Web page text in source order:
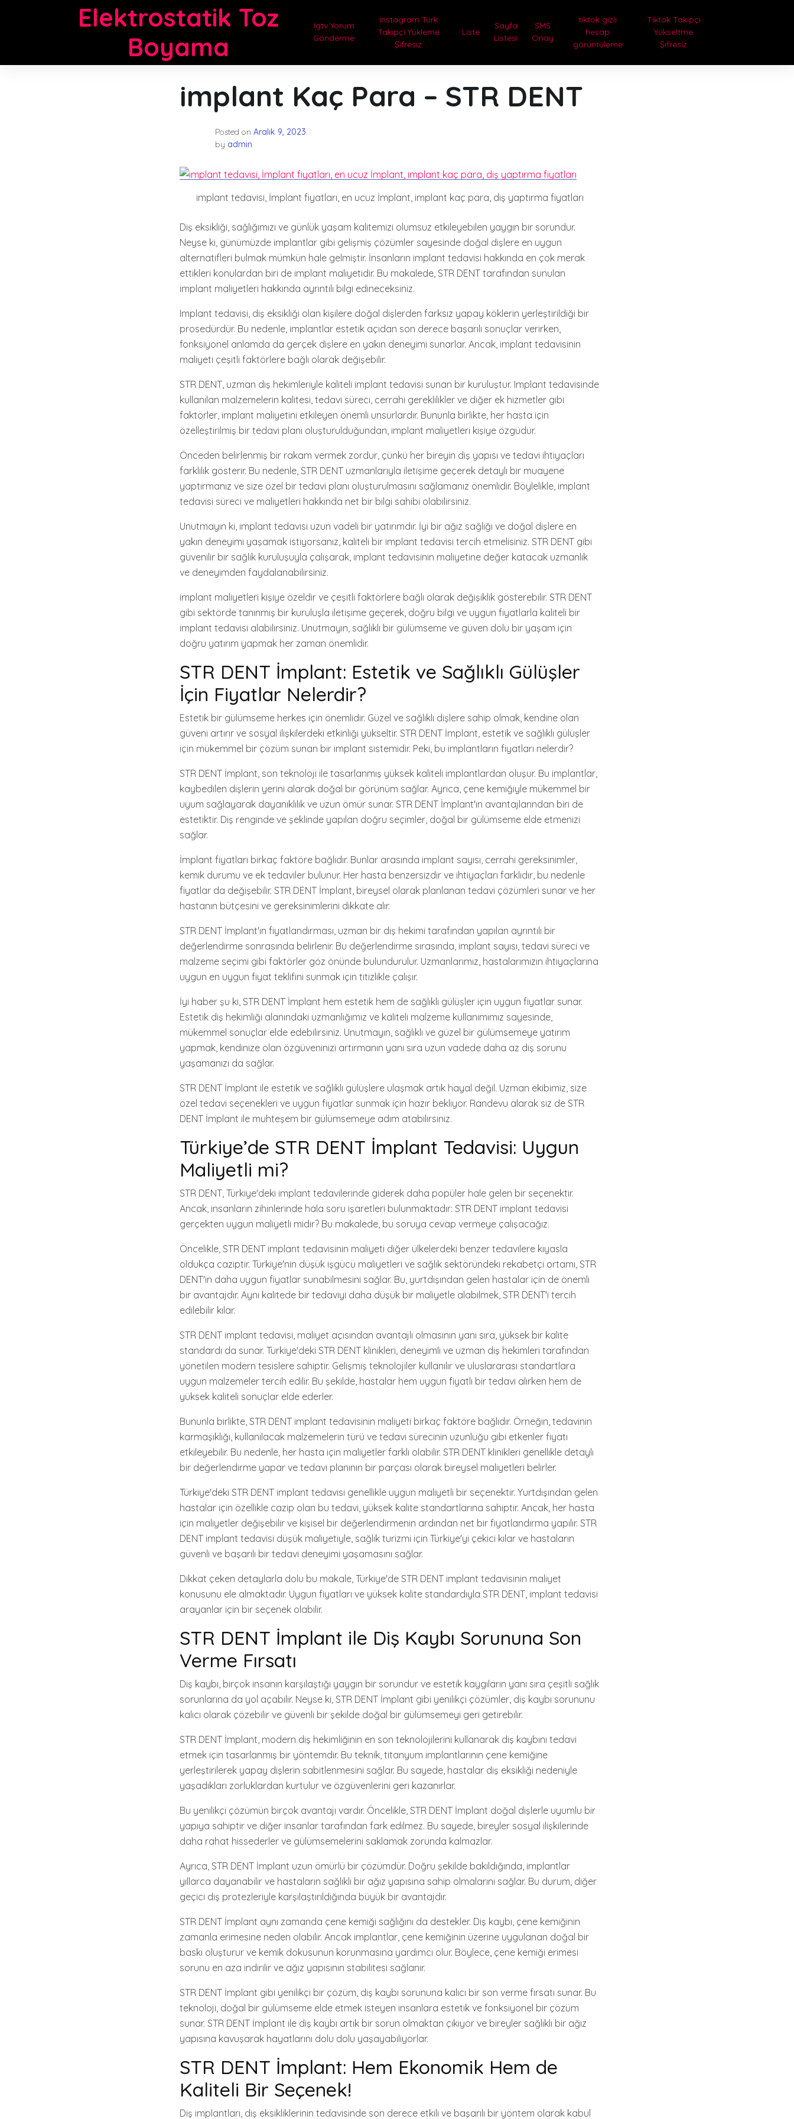
Elektrostatik Toz
Boyama
Igtv Yorum
Gönderme
Instagram Türk
Takipçi Yükleme
Şifresiz
Liste
Sayfa
Listesi
SMS
Onay
tiktok gizli
hesap
görüntüleme
Tiktok Takipçi
Yükseltme
Şifresiz
implant Kaç Para – STR DENT
Posted on Aralık 9, 2023
by admin
implant tedavisi, İmplant fiyatları, en ucuz İmplant, implant kaç para, diş yaptırma fiyatları
Diş eksikliği, sağlığımızı ve günlük yaşam kalitemizi olumsuz etkileyebilen yaygın bir sorundur.
Neyse ki, günümüzde implantlar gibi gelişmiş çözümler sayesinde doğal dişlere en uygun
alternatifleri bulmak mümkün hale gelmiştir. İnsanların implant tedavisi hakkında en çok merak
ettikleri konulardan biri de implant maliyetidir. Bu makalede, STR DENT tarafından sunulan
implant maliyetleri hakkında ayrıntılı bilgi edineceksiniz.
Implant tedavisi, diş eksikliği olan kişilere doğal dişlerden farksız yapay köklerin yerleştirildiği bir
prosedürdür. Bu nedenle, implantlar estetik açıdan son derece başarılı sonuçlar verirken,
fonksiyonel anlamda da gerçek dişlere en yakın deneyimi sunarlar. Ancak, implant tedavisinin
maliyeti çeşitli faktörlere bağlı olarak değişebilir.
STR DENT, uzman diş hekimleriyle kaliteli implant tedavisi sunan bir kuruluştur. Implant tedavisinde
kullanılan malzemelerin kalitesi, tedavi süreci, cerrahi gereklilikler ve diğer ek hizmetler gibi
faktörler, implant maliyetini etkileyen önemli unsurlardır. Bununla birlikte, her hasta için
özelleştirilmiş bir tedavi planı oluşturulduğundan, implant maliyetleri kişiye özgüdür.
Önceden belirlenmiş bir rakam vermek zordur, çünkü her bireyin diş yapısı ve tedavi ihtiyaçları
farklılık gösterir. Bu nedenle, STR DENT uzmanlarıyla iletişime geçerek detaylı bir muayene
yaptırmanız ve size özel bir tedavi planı oluşturulmasını sağlamanız önemlidir. Böylelikle, implant
tedavisi süreci ve maliyetleri hakkında net bir bilgi sahibi olabilirsiniz.
Unutmayın ki, implant tedavisi uzun vadeli bir yatırımdır. İyi bir ağız sağlığı ve doğal dişlere en
yakın deneyimi yaşamak istiyorsanız, kaliteli bir implant tedavisi tercih etmelisiniz. STR DENT gibi
güvenilir bir sağlık kuruluşuyla çalışarak, implant tedavisinin maliyetine değer katacak uzmanlık
ve deneyimden faydalanabilirsiniz.
implant maliyetleri kişiye özeldir ve çeşitli faktörlere bağlı olarak değişiklik gösterebilir. STR DENT
gibi sektörde tanınmış bir kuruluşla iletişime geçerek, doğru bilgi ve uygun fiyatlarla kaliteli bir
implant tedavisi alabilirsiniz. Unutmayın, sağlıklı bir gülümseme ve güven dolu bir yaşam için
doğru yatırım yapmak her zaman önemlidir.
STR DENT İmplant: Estetik ve Sağlıklı Gülüşler
İçin Fiyatlar Nelerdir?
Estetik bir gülümseme herkes için önemlidir. Güzel ve sağlıklı dişlere sahip olmak, kendine olan
güveni artırır ve sosyal ilişkilerdeki etkinliği yükseltir. STR DENT İmplant, estetik ve sağlıklı gülüşler
için mükemmel bir çözüm sunan bir implant sistemidir. Peki, bu implantların fiyatları nelerdir?
STR DENT İmplant, son teknoloji ile tasarlanmış yüksek kaliteli implantlardan oluşur. Bu implantlar,
kaybedilen dişlerin yerini alarak doğal bir görünüm sağlar. Ayrıca, çene kemiğiyle mükemmel bir
uyum sağlayarak dayanıklılık ve uzun ömür sunar. STR DENT İmplant'ın avantajlarından biri de
estetiktir. Diş renginde ve şeklinde yapılan doğru seçimler, doğal bir gülümseme elde etmenizi
sağlar.
İmplant fiyatları birkaç faktöre bağlıdır. Bunlar arasında implant sayısı, cerrahi gereksinimler,
kemik durumu ve ek tedaviler bulunur. Her hasta benzersizdir ve ihtiyaçları farklıdır, bu nedenle
fiyatlar da değişebilir. STR DENT İmplant, bireysel olarak planlanan tedavi çözümleri sunar ve her
hastanın bütçesini ve gereksinimlerini dikkate alır.
STR DENT İmplant'ın fiyatlandırması, uzman bir diş hekimi tarafından yapılan ayrıntılı bir
değerlendirme sonrasında belirlenir. Bu değerlendirme sırasında, implant sayısı, tedavi süreci ve
malzeme seçimi gibi faktörler göz önünde bulundurulur. Uzmanlarımız, hastalarımızın ihtiyaçlarına
uygun en uygun fiyat teklifini sunmak için titizlikle çalışır.
İyi haber şu ki, STR DENT İmplant hem estetik hem de sağlıklı gülüşler için uygun fiyatlar sunar.
Estetik diş hekimliği alanındaki uzmanlığımız ve kaliteli malzeme kullanımımız sayesinde,
mükemmel sonuçlar elde edebilirsiniz. Unutmayın, sağlıklı ve güzel bir gülümsemeye yatırım
yapmak, kendinize olan özgüveninizi artırmanın yanı sıra uzun vadede daha az diş sorunu
yaşamanızı da sağlar.
STR DENT İmplant ile estetik ve sağlıklı gülüşlere ulaşmak artık hayal değil. Uzman ekibimiz, size
özel tedavi seçenekleri ve uygun fiyatlar sunmak için hazır bekliyor. Randevu alarak siz de STR
DENT İmplant ile muhteşem bir gülümsemeye adım atabilirsiniz.
Türkiye’de STR DENT İmplant Tedavisi: Uygun
Maliyetli mi?
STR DENT, Türkiye'deki implant tedavilerinde giderek daha popüler hale gelen bir seçenektir.
Ancak, insanların zihinlerinde hala soru işaretleri bulunmaktadır: STR DENT implant tedavisi
gerçekten uygun maliyetli midir? Bu makalede, bu soruya cevap vermeye çalışacağız.
Öncelikle, STR DENT implant tedavisinin maliyeti diğer ülkelerdeki benzer tedavilere kıyasla
oldukça caziptir. Türkiye'nin düşük işgücü maliyetleri ve sağlık sektöründeki rekabetçi ortamı, STR
DENT'in daha uygun fiyatlar sunabilmesini sağlar. Bu, yurtdışından gelen hastalar için de önemli
bir avantajdır. Aynı kalitede bir tedaviyi daha düşük bir maliyetle alabilmek, STR DENT'i tercih
edilebilir kılar.
STR DENT implant tedavisi, maliyet açısından avantajlı olmasının yanı sıra, yüksek bir kalite
standardı da sunar. Türkiye'deki STR DENT klinikleri, deneyimli ve uzman diş hekimleri tarafından
yönetilen modern tesislere sahiptir. Gelişmiş teknolojiler kullanılır ve uluslararası standartlara
uygun malzemeler tercih edilir. Bu şekilde, hastalar hem uygun fiyatlı bir tedavi alırken hem de
yüksek kaliteli sonuçlar elde ederler.
Bununla birlikte, STR DENT implant tedavisinin maliyeti birkaç faktöre bağlıdır. Örneğin, tedavinin
karmaşıklığı, kullanılacak malzemelerin türü ve tedavi sürecinin uzunluğu gibi etkenler fiyatı
etkileyebilir. Bu nedenle, her hasta için maliyetler farklı olabilir. STR DENT klinikleri genellikle detaylı
bir değerlendirme yapar ve tedavi planının bir parçası olarak bireysel maliyetleri belirler.
Türkiye'deki STR DENT implant tedavisi genellikle uygun maliyetli bir seçenektir. Yurtdışından gelen
hastalar için özellikle cazip olan bu tedavi, yüksek kalite standartlarına sahiptir. Ancak, her hasta
için maliyetler değişebilir ve kişisel bir değerlendirmenin ardından net bir fiyatlandırma yapılır. STR
DENT implant tedavisi düşük maliyetiyle, sağlık turizmi için Türkiye'yi çekici kılar ve hastaların
güvenli ve başarılı bir tedavi deneyimi yaşamasını sağlar.
Dikkat çeken detaylarla dolu bu makale, Türkiye'de STR DENT implant tedavisinin maliyet
konusunu ele almaktadır. Uygun fiyatları ve yüksek kalite standardıyla STR DENT, implant tedavisi
arayanlar için bir seçenek olabilir.
STR DENT İmplant ile Diş Kaybı Sorununa Son
Verme Fırsatı
Diş kaybı, birçok insanın karşılaştığı yaygın bir sorundur ve estetik kaygıların yanı sıra çeşitli sağlık
sorunlarına da yol açabilir. Neyse ki, STR DENT İmplant gibi yenilikçi çözümler, diş kaybı sorununu
kalıcı olarak çözebilir ve güvenli bir şekilde doğal bir gülümsemeyi geri getirebilir.
STR DENT İmplant, modern diş hekimliğinin en son teknolojilerini kullanarak diş kaybını tedavi
etmek için tasarlanmış bir yöntemdir. Bu teknik, titanyum implantlarının çene kemiğine
yerleştirilerek yapay dişlerin sabitlenmesini sağlar. Bu sayede, hastalar diş eksikliği nedeniyle
yaşadıkları zorluklardan kurtulur ve özgüvenlerini geri kazanırlar.
Bu yenilikçi çözümün birçok avantajı vardır. Öncelikle, STR DENT İmplant doğal dişlerle uyumlu bir
yapıya sahiptir ve diğer insanlar tarafından fark edilmez. Bu sayede, bireyler sosyal ilişkilerinde
daha rahat hissederler ve gülümsemelerini saklamak zorunda kalmazlar.
Ayrıca, STR DENT İmplant uzun ömürlü bir çözümdür. Doğru şekilde bakıldığında, implantlar
yıllarca dayanabilir ve hastaların sağlıklı bir ağız yapısına sahip olmalarını sağlar. Bu durum, diğer
geçici diş protezleriyle karşılaştırıldığında büyük bir avantajdır.
STR DENT İmplant aynı zamanda çene kemiği sağlığını da destekler. Diş kaybı, çene kemiğinin
zamanla erimesine neden olabilir. Ancak implantlar, çene kemiğinin üzerine uygulanan doğal bir
baskı oluşturur ve kemik dokusunun korunmasına yardımcı olur. Böylece, çene kemiği erimesi
sorunu en aza indirilir ve ağız yapısının stabilitesi sağlanır.
STR DENT İmplant gibi yenilikçi bir çözüm, diş kaybı sorununa kalıcı bir son verme fırsatı sunar. Bu
teknoloji, doğal bir gülümseme elde etmek isteyen insanlara estetik ve fonksiyonel bir çözüm
sunar. STR DENT İmplant ile diş kaybı artık bir sorun olmaktan çıkıyor ve bireyler sağlıklı bir ağız
yapısına kavuşarak hayatlarını dolu dolu yaşayabiliyorlar.
STR DENT İmplant: Hem Ekonomik Hem de
Kaliteli Bir Seçenek!
Diş implantları, diş eksikliklerinin tedavisinde son derece etkili ve başarılı bir yöntem olarak kabul